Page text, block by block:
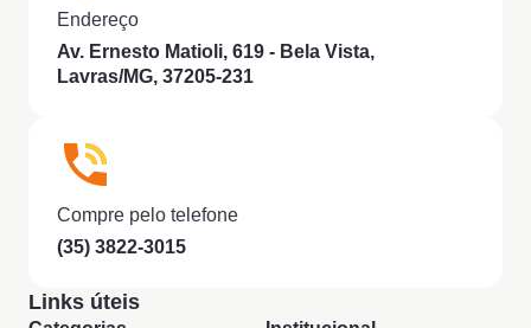
Endereço
Av. Ernesto Matioli, 619 - Bela Vista,
Lavras/MG, 37205-231
Compre pelo telefone
(35) 3822-3015
Links úteis